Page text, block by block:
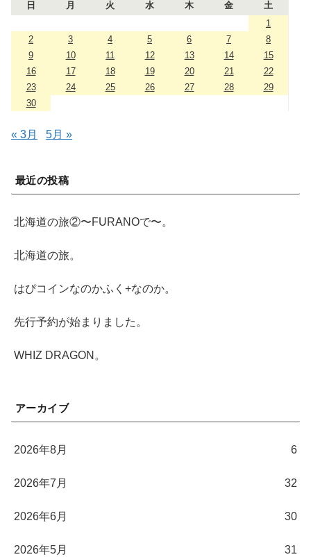
日 月 火 水 木 金
土
1
2
3 4 5 6 7
8
9
10 11 12 13 14
15
16
17 18 19 20 21
22
23
24 25 26 27 28
29
30
« 3月 5月 »
最近の投稿
北海道の旅②〜FURANOで〜。
北海道の旅。
はぴコインなのかふく+なのか。
先行予約が始まりました。
WHIZ DRAGON。
アーカイブ
2026年8月 6
2026年7月 32
2026年6月 30
2026年5月 31